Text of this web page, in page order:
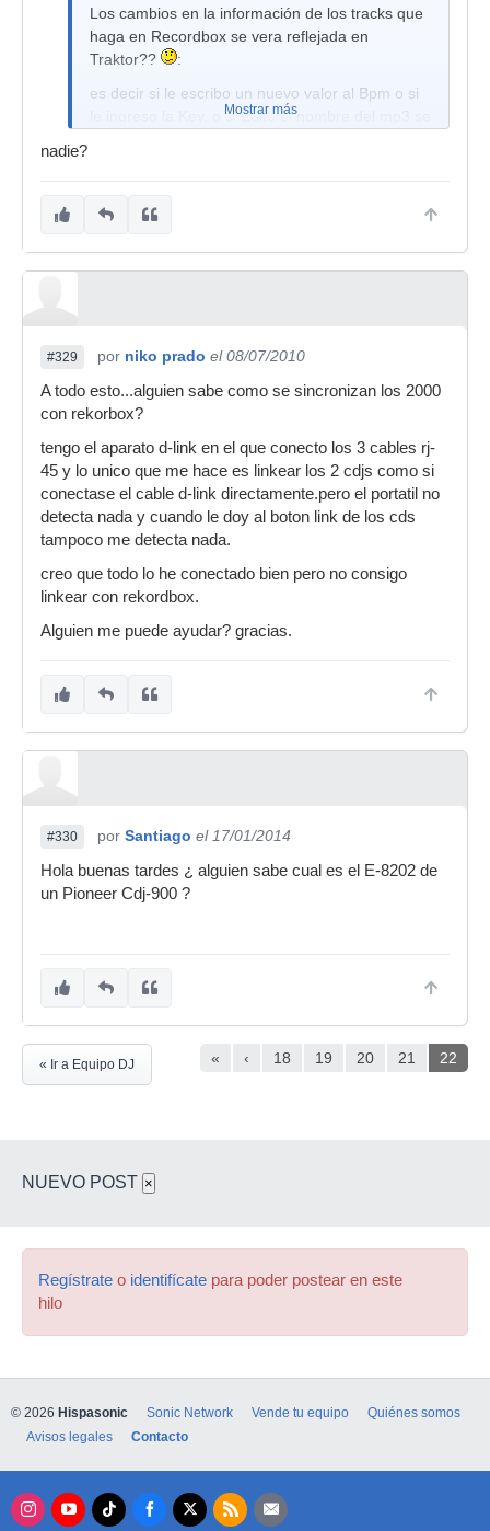
Los cambios en la información de los tracks que
haga en Recordbox se vera reflejada en
Traktor??
:
es decir si le escribo un nuevo valor al Bpm o si
le ingreso la Key, o si Edito el nombre del mp3 se
Mostrar más
nadie?
#329 por niko prado el 08/07/2010
A todo esto...alguien sabe como se sincronizan los 2000
con rekorbox?
tengo el aparato d-link en el que conecto los 3 cables rj-
45 y lo unico que me hace es linkear los 2 cdjs como si
conectase el cable d-link directamente.pero el portatil no
detecta nada y cuando le doy al boton link de los cds
tampoco me detecta nada.
creo que todo lo he conectado bien pero no consigo
linkear con rekordbox.
Alguien me puede ayudar? gracias.
#330 por Santiago el 17/01/2014
Hola buenas tardes ¿ alguien sabe cual es el E-8202 de
un Pioneer Cdj-900 ?
« ‹ 18 19 20 21 22
« Ir a Equipo DJ
NUEVO POST ×
Regístrate o identifícate para poder postear en este
hilo
© 2026 Hispasonic Sonic Network Vende tu equipo
Quiénes somos
Avisos legales
Contacto